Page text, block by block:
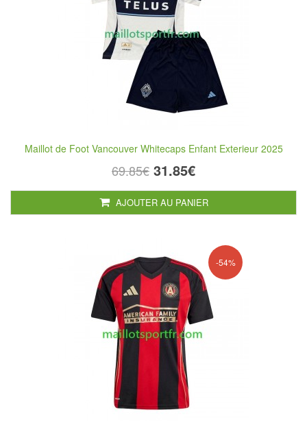
Maillot de Foot Vancouver Whitecaps Enfant Exterieur 2025
69.85€ 31.85€
AJOUTER AU PANIER
-54%